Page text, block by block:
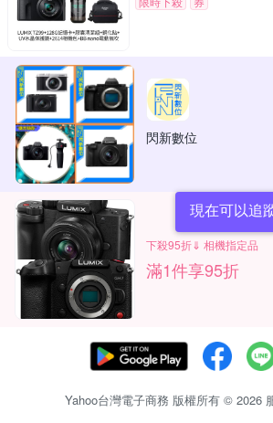
閃新數位
現在可以追
下殺95折⇓ 相機指定品
滿1件享95折
Yahoo台灣電子商務 版權所有 © 2026